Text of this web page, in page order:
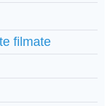
filmate